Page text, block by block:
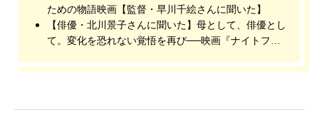
ための物語映画【監督・早川千絵さんに聞いた】
【俳優・北川景子さんに聞いた】母として、俳優とし
て。変化を恐れない覚悟を再び──映画『ナイトフラ